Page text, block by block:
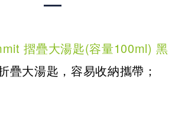
摺疊大湯匙(容量100ml) 黑
疊大湯匙，容易收納攜帶；